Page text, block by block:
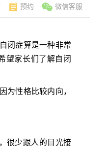
预约 微信客服
闭症算是一种非常
望家长们了解自闭
性格比较内向，
很少跟人的目光接